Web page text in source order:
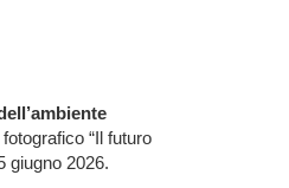
“Il futuro
giugno 2026.